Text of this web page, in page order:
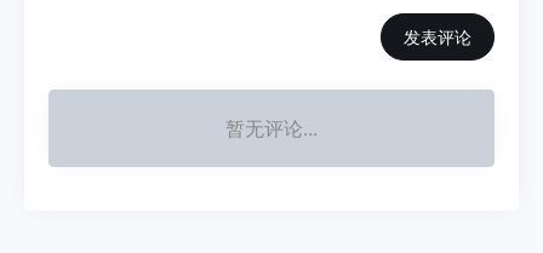
发表评论
暂无评论...